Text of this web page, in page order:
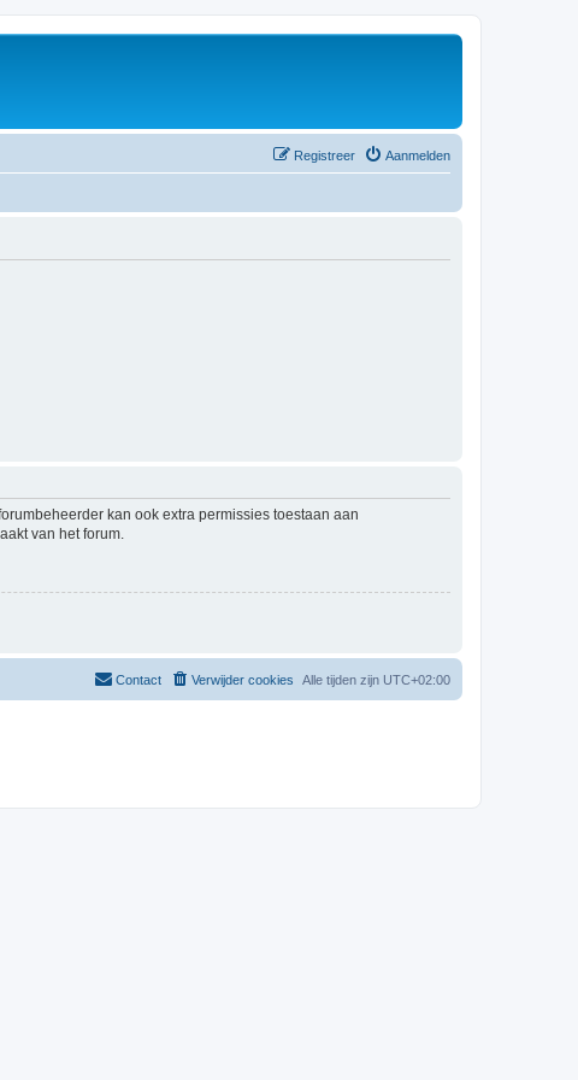
Aanmelden
Registreer
kan ook extra permissies toestaan aan
van het forum.
Alle tijden zijn UTC+02:00
Verwijder cookies
Contact